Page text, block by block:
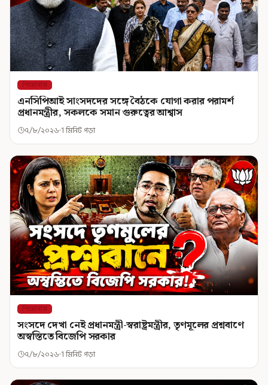
শিরোনাম
এনসিপিআই সাংসদদের সঙ্গে বৈঠকে যোগা করার পরামর্শ
প্রধানমন্ত্রীর, সকলকে সমান গুরুত্বের আশ্বাস
৭/৮/২০২৬ 1 মিনিট পড়া
শিরোনাম
সংসদে দেখা নেই প্রধানমন্ত্রী-স্বরাষ্ট্রমন্ত্রীর, তৃণমূলের প্রশ্নবাণে
অস্বস্তিতে বিজেপি সরকার
৭/৮/২০২৬ 1 মিনিট পড়া